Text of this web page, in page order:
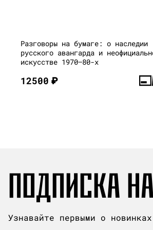
Разговоры на бумаге: о наследии
русского авангарда и
искусстве 1970–80-х
12500₽
ПОДПИСКА
Узнавайте первыми о